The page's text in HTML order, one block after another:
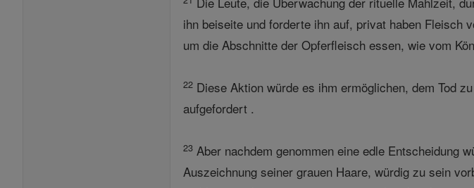
ihn beiseite und forderte ihn auf, privat haben Fleisch
um die Abschnitte der Opferfleisch essen, wie vom
22 Diese Aktion würde es ihm ermöglichen, dem Tod
aufgefordert .
23 Aber nachdem genommen eine edle Entscheidung
Auszeichnung seiner grauen Haare, würdig zu sein